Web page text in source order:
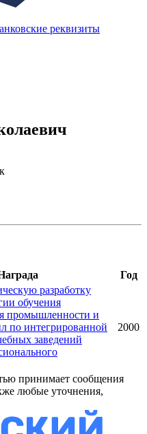
реквизиты
Год
разработку
обучения
промышленности и
по интегрированной
заведений
2000
принимает сообщения
любые уточнения,